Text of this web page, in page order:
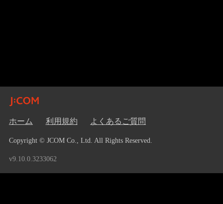
ホーム 利用規約 よくあるご質問
Copyright © JCOM Co., Ltd. All Rights Reserved.
v9.10.0.3233062